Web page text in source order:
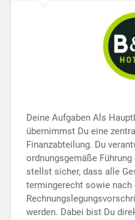
Deine Aufgaben Als
übernimmst Du eine
Finanzabteilung. Du
ordnungsgemäße
stellst sicher, dass alle
termingerecht sowie nach
werden. Dabei bist Du